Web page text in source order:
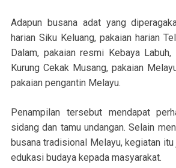
Adapun busana adat yang
harian Siku Keluang, pakaian harian
Dalam, pakaian resmi Kebaya
Kurung Cekak Musang, pakaian
pakaian pengantin Melayu.
Penampilan tersebut mendapat
sidang dan tamu undangan. Selain
busana tradisional Melayu, kegiatan
edukasi budaya kepada masyarakat.